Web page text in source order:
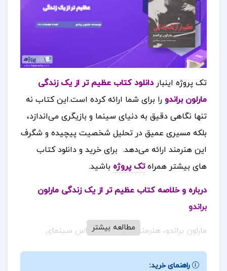
تک پروژه اینبار دانلود کتاب عظیم تر از یک زندگی
مارلون براندو را برای شما ارائه کرده است.این کتاب نه
تنها نگاهی دقیق به دنیای سینما و بازیگری می‌اندازد،
بلکه مسیری عمیق در تحلیل شخصیت پیچیده و شگرف
این هنرمند ارائه می‌دهد. برای خرید و دانلود کتاب
های بیشتر همراهتک پروژه باشید.
درباره و خلاصه کتاب عظیم تر از یک زندگی مارلون
براندو
مارلون براندو، هنرمند و بازیگر سرشناس سینمای
«پدرخوانده» برنده تندیس اسکار شد. او با اجرایی
مطالعه بیشتر
راهنمای خرید: